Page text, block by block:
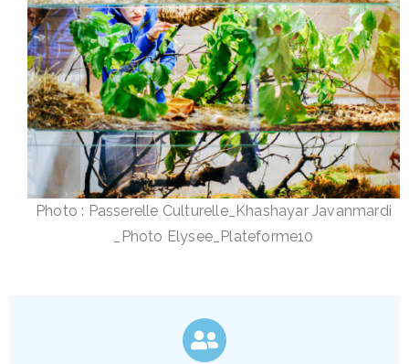
Photo : Passerelle Culturelle_Khashayar Javanmardi
_Photo Elysee_Plateforme10